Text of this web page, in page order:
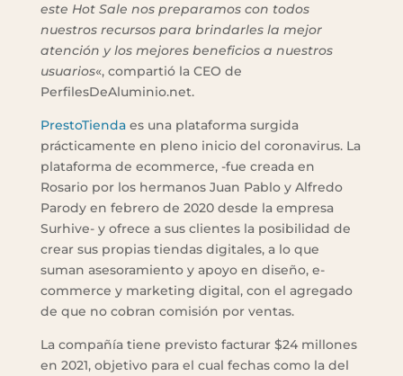
este Hot Sale nos preparamos con todos
nuestros recursos para brindarles la mejor
atención y los mejores beneficios a nuestros
usuarios«, compartió la CEO de
PerfilesDeAluminio.net.
PrestoTiendaes una plataforma surgida
prácticamente en pleno inicio del coronavirus. La
plataforma de ecommerce, -fue creada en
Rosario por los hermanos Juan Pablo y Alfredo
Parody en febrero de 2020 desde la empresa
Surhive- y ofrece a sus clientes la posibilidad de
crear sus propias tiendas digitales, a lo que
suman asesoramiento y apoyo en diseño, e-
commerce y marketing digital, con el agregado
de que no cobran comisión por ventas.
La compañía tiene previsto facturar $24 millones
en 2021, objetivo para el cual fechas como la del